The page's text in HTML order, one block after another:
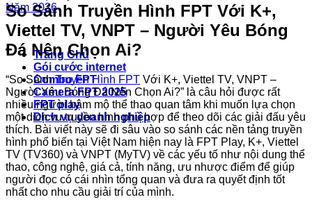
Trang Chủ
Gói cước internet
Combo FPT
Camera FPT 2025
FPT play
Dịch vụ doanh nghiệp
So Sánh Truyền Hình FPT Với K+,
Viettel TV, VNPT – Người Yêu Bóng
Đá Nên Chọn Ai?
“So SánhTruyền Hình FPT Với K+, Viettel TV, VNPT –
Người Yêu Bóng Đá Nên Chọn Ai?” là câu hỏi được rất
nhiều người hâm mộ thể thao quan tâm khi muốn lựa chọn
một dịch vụ truyền hình phù hợp để theo dõi các giải đấu yêu
thích. Bài viết này sẽ đi sâu vào so sánh các nền tảng truyền
hình phổ biến tại Việt Nam hiện nay là FPT Play, K+, Viettel
TV (TV360) và VNPT (MyTV) về các yếu tố như nội dung thể
thao, công nghệ, giá cả, tính năng, ưu nhược điểm để giúp
người đọc có cái nhìn tổng quan và đưa ra quyết định tốt
nhất cho nhu cầu giải trí của mình.